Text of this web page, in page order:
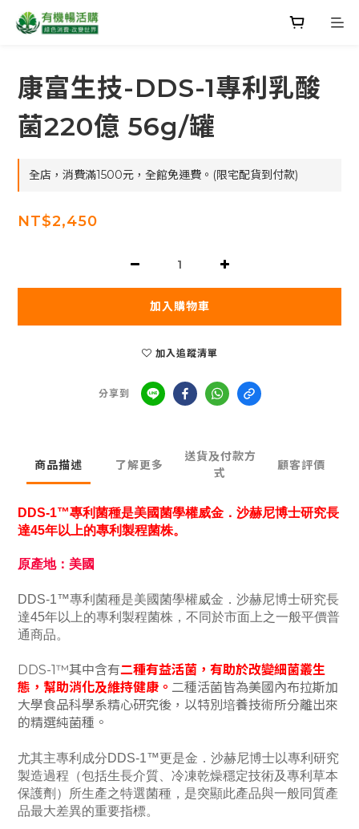
康富生技-DDS-1專利乳酸
菌220億 56g/罐
全店，消費滿1500元，全館免運費。(限宅配貨到付款)
NT$2,450
加入購物車
加入追蹤清單
分享到
商品描述 了解更多
送貨及付款方
式
顧客評價
DDS-1™專利菌種是美國菌學權威金．沙赫尼博士研究長
達45年以上的專利製程菌株。
原產地：美國
DDS-1™專利菌種是美國菌學權威金．沙赫尼博士研究長
達45年以上的專利製程菌株，不同於市面上之一般平價普
通商品。
DDS-1™其中含有二種有益活菌，有助於改變細菌叢生
態，幫助消化及維持健康。 二種活菌皆為美國內布拉斯加
大學食品科學系精心研究後，以特別堷養技術所分離出來
的精選純菌種。
尤其主專利成分DDS-1™更是金．沙赫尼博士以專利研究
製造過程（包括生長介質、冷凍乾燥穩定技術及專利草本
保護劑）所生產之特選菌種，是突顯此產品與一般同質產
品最大差異的重要指標。